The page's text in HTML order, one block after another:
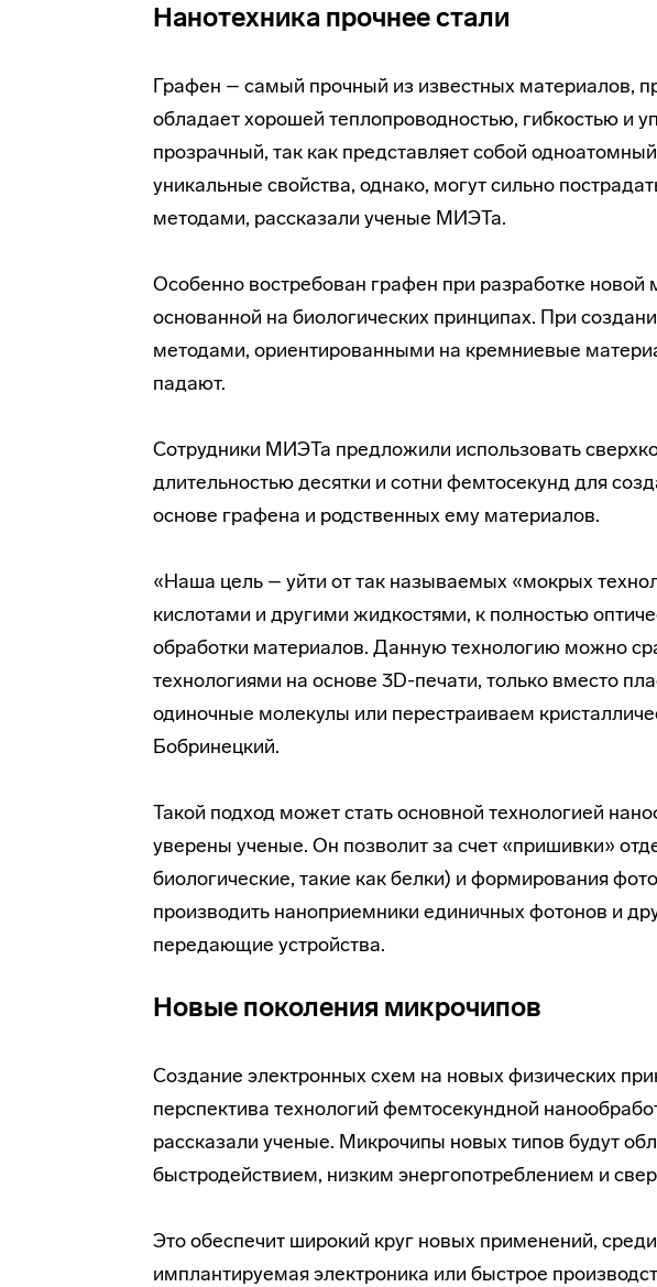
Нанотехника прочнее стали
Графен – самый прочный из известных материалов,
обладает хорошей теплопроводностью, гибкостью и
прозрачный, так как представляет собой
уникальные свойства, однако, могут сильно
методами, рассказали ученые МИЭТа.
Особенно востребован графен при разработке новой
основанной на биологических принципах. При
методами, ориентированными на кремниевые
падают.
Сотрудники МИЭТа предложили использовать
длительностью десятки и сотни фемтосекунд для
основе графена и родственных ему материалов.
«Наша цель – уйти от так называемых «мокрых
кислотами и другими жидкостями, к полностью
обработки материалов. Данную технологию можно
технологиями на основе 3D-печати, только вместо
одиночные молекулы или перестраиваем
Бобринецкий.
Такой подход может стать основной технологией
уверены ученые. Он позволит за счет «пришивки»
биологические, такие как белки) и формирования
производить наноприемники единичных фотонов и
передающие устройства.
Новые поколения микрочипов
Создание электронных схем на новых физических
перспектива технологий фемтосекундной
рассказали ученые. Микрочипы новых типов будут
быстродействием, низким энергопотреблением и
Это обеспечит широкий круг новых применений,
имплантируемая электроника или быстрое